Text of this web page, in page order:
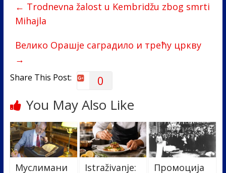
o
o
k
dI
← Trodnevna žalost u Kembridžu zbog smrti
Mihajla
Велико Орашје саградило и трећу цркву
→
Share This Post: 0
You May Also Like
Муслимани
Istraživanje:
Промоција